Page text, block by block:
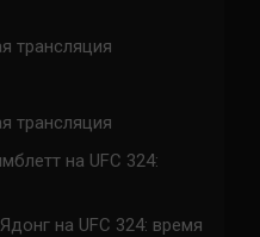
трансляция
трансляция
на UFC 324:
на UFC 324: время